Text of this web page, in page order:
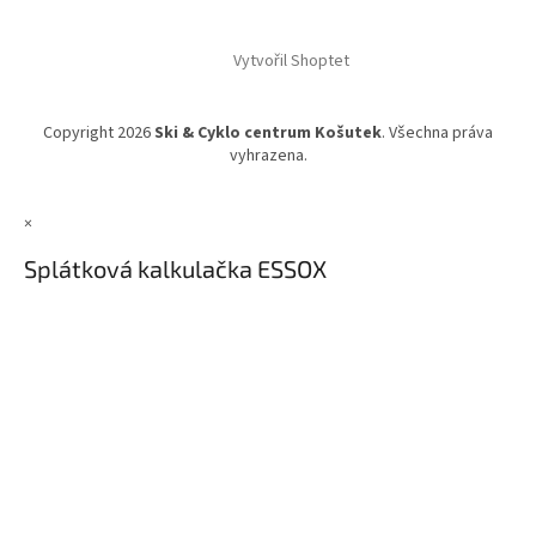
Vytvořil Shoptet
Copyright 2026Ski & Cyklo centrum Košutek. Všechna práva
vyhrazena.
×
Splátková kalkulačka ESSOX